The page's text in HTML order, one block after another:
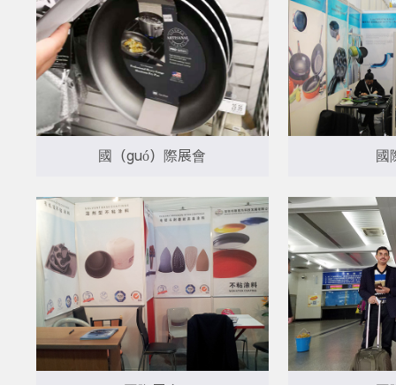
國（guó）際展會 國